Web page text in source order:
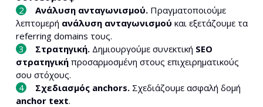
Ανάλυση ανταγωνισμού. Πραγματοποιούμε
λεπτομερή ανάλυση ανταγωνισμού και εξετάζουμε τα
referring domains τους.
Στρατηγική. Δημιουργούμε συνεκτική SEO
στρατηγική προσαρμοσμένη στους επιχειρηματικούς
σου στόχους.
Σχεδιασμός anchors. Σχεδιάζουμε ασφαλή δομή
anchor text.